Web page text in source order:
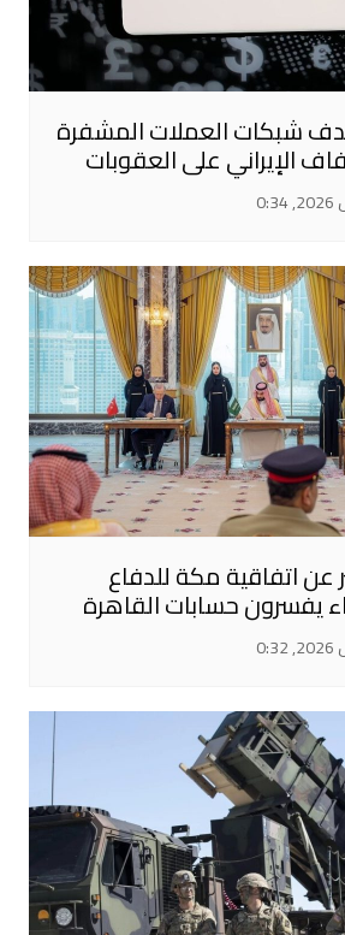
شبكات العملات المشفرة
الإيراني على العقوبات
عن اتفاقية مكة للدفاع
يفسرون حسابات القاهرة